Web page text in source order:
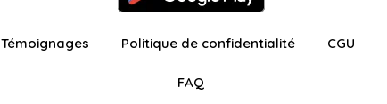
Témoignages Politique de confidentialité CGU
FAQ